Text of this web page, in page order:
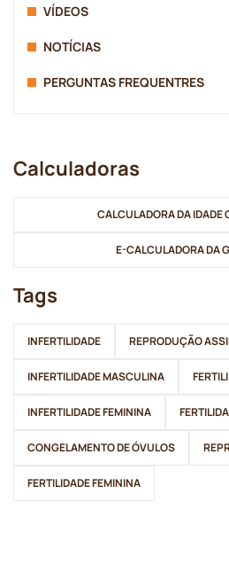
VÍDEOS
NOTÍCIAS
PERGUNTAS FREQUENTRES
Tags
INFERTILIDADE REPRODUÇÃO
INFERTILIDADE MASCULINA
INFERTILIDADE FEMININA
CONGELAMENTO DE ÓVULOS
FERTILIDADE FEMININA
Calculadoras
CALCULADORA DA IDADE
E-CALCULADORA DA